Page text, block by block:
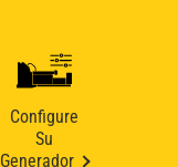
Configure
Su
Generador